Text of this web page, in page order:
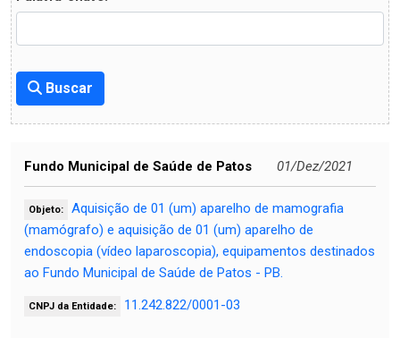
Buscar
Fundo Municipal de Saúde de Patos 01/Dez/2021
Objeto:
Aquisição de 01 (um) aparelho de mamografia
(mamógrafo) e aquisição de 01 (um) aparelho de
endoscopia (vídeo laparoscopia), equipamentos destinados
ao Fundo Municipal de Saúde de Patos - PB.
CNPJ da Entidade: 11.242.822/0001-03